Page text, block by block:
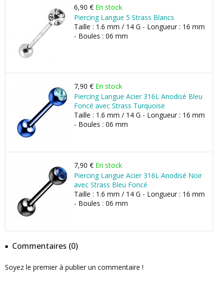
6,90 € En stock
Piercing Langue 5 Strass Blancs
Taille : 1.6 mm / 14 G - Longueur : 16 mm
- Boules : 06 mm
7,90 € En stock
Piercing Langue Acier 316L Anodisé Bleu
Foncé avec Strass Turquoise
Taille : 1.6 mm / 14 G - Longueur : 16 mm
- Boules : 06 mm
7,90 € En stock
Piercing Langue Acier 316L Anodisé Noir
avec Strass Bleu Foncé
Taille : 1.6 mm / 14 G - Longueur : 16 mm
- Boules : 06 mm
Commentaires (0)
Soyez le premier à publier un commentaire !